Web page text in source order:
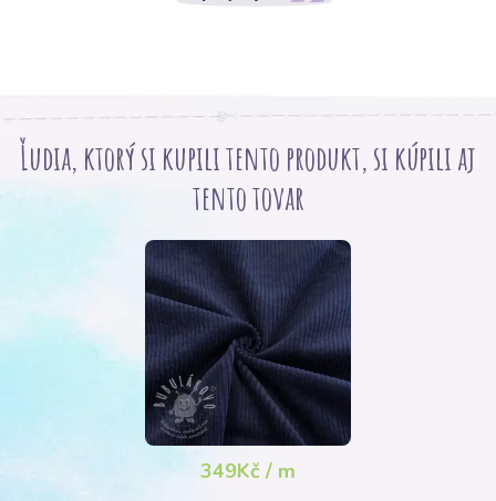
Ľudia, ktorý si kupili tento produkt, si kúpili aj
tento tovar
349Kč / m